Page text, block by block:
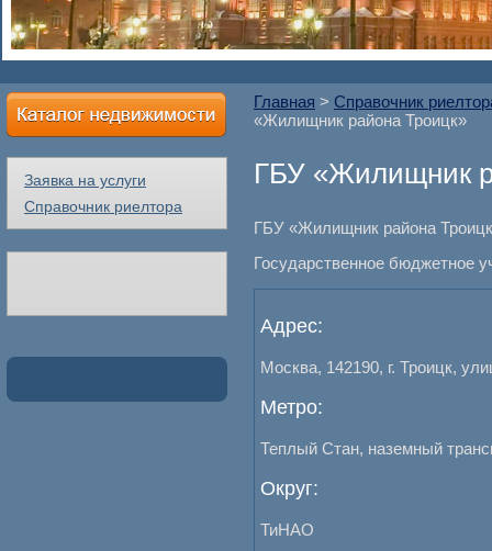
Заявка на услуги
Справочник риелтора
Главная > Справочник
«Жилищник района Троицк»
ГБУ «Жилищник
ГБУ «Жилищник района
Государственное бюджетное
Адрес:
Москва, 142190, г. Троицк,
Метро:
Теплый Стан, наземный
Округ:
ТиНАО